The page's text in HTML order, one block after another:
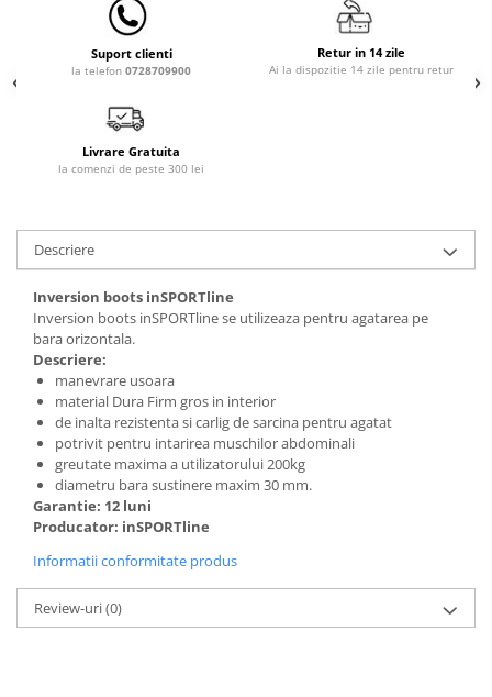
Sac de dormit copii
Fotolii copii
Covorase de joaca
Carusele patut
Mobilier Birou
Saltele de infasat
Scaun masa copii
La plimbare
Biciclete
Biciclete copii cu roti 10 inch (2-4
ani)
Biciclete copii cu roti 12 inch (3-6
ani)
Biciclete copii cu roti 14 inch (3-7
ani)
ani)
Biciclete copii cu roti 20 inch
Biciclete cu roti 24 inch
Suport clienti
la telefon 0728709900
Retur in 14 zile
Ai la dispozitie 14 zile pentru retur
Livrare Gratuita
la comenzi de peste 300 lei
Descriere
Inversion boots inSPORTline
Inversion boots inSPORTline se utilizeaza pentru agatarea pe
bara orizontala.
Descriere:
manevrare usoara
material Dura Firm gros in interior
de inalta rezistentasicarligde sarcina pentru agatat
potrivit pentru intarirea muschilorabdominali
greutate maxima a utilizatorului 200kg
diametru bara sustinere maxim 30 mm.
Garantie: 12 luni
Producator: inSPORTline
Informatii conformitate produs
Review-uri(0)